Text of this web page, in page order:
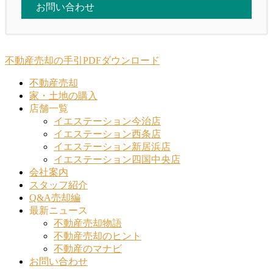
お問い合わせ
不動産売却の手引PDFダウンロード
不動産売却
家・土地の購入
店舗一覧
イエステーション今治店
イエステーション西条店
イエステーション新居浜店
イエステーション四国中央店
会社案内
スタッフ紹介
Q&A売却編
最新ニュース
不動産売却物語
不動産売却のヒント
不動産のマナビ
お問い合わせ